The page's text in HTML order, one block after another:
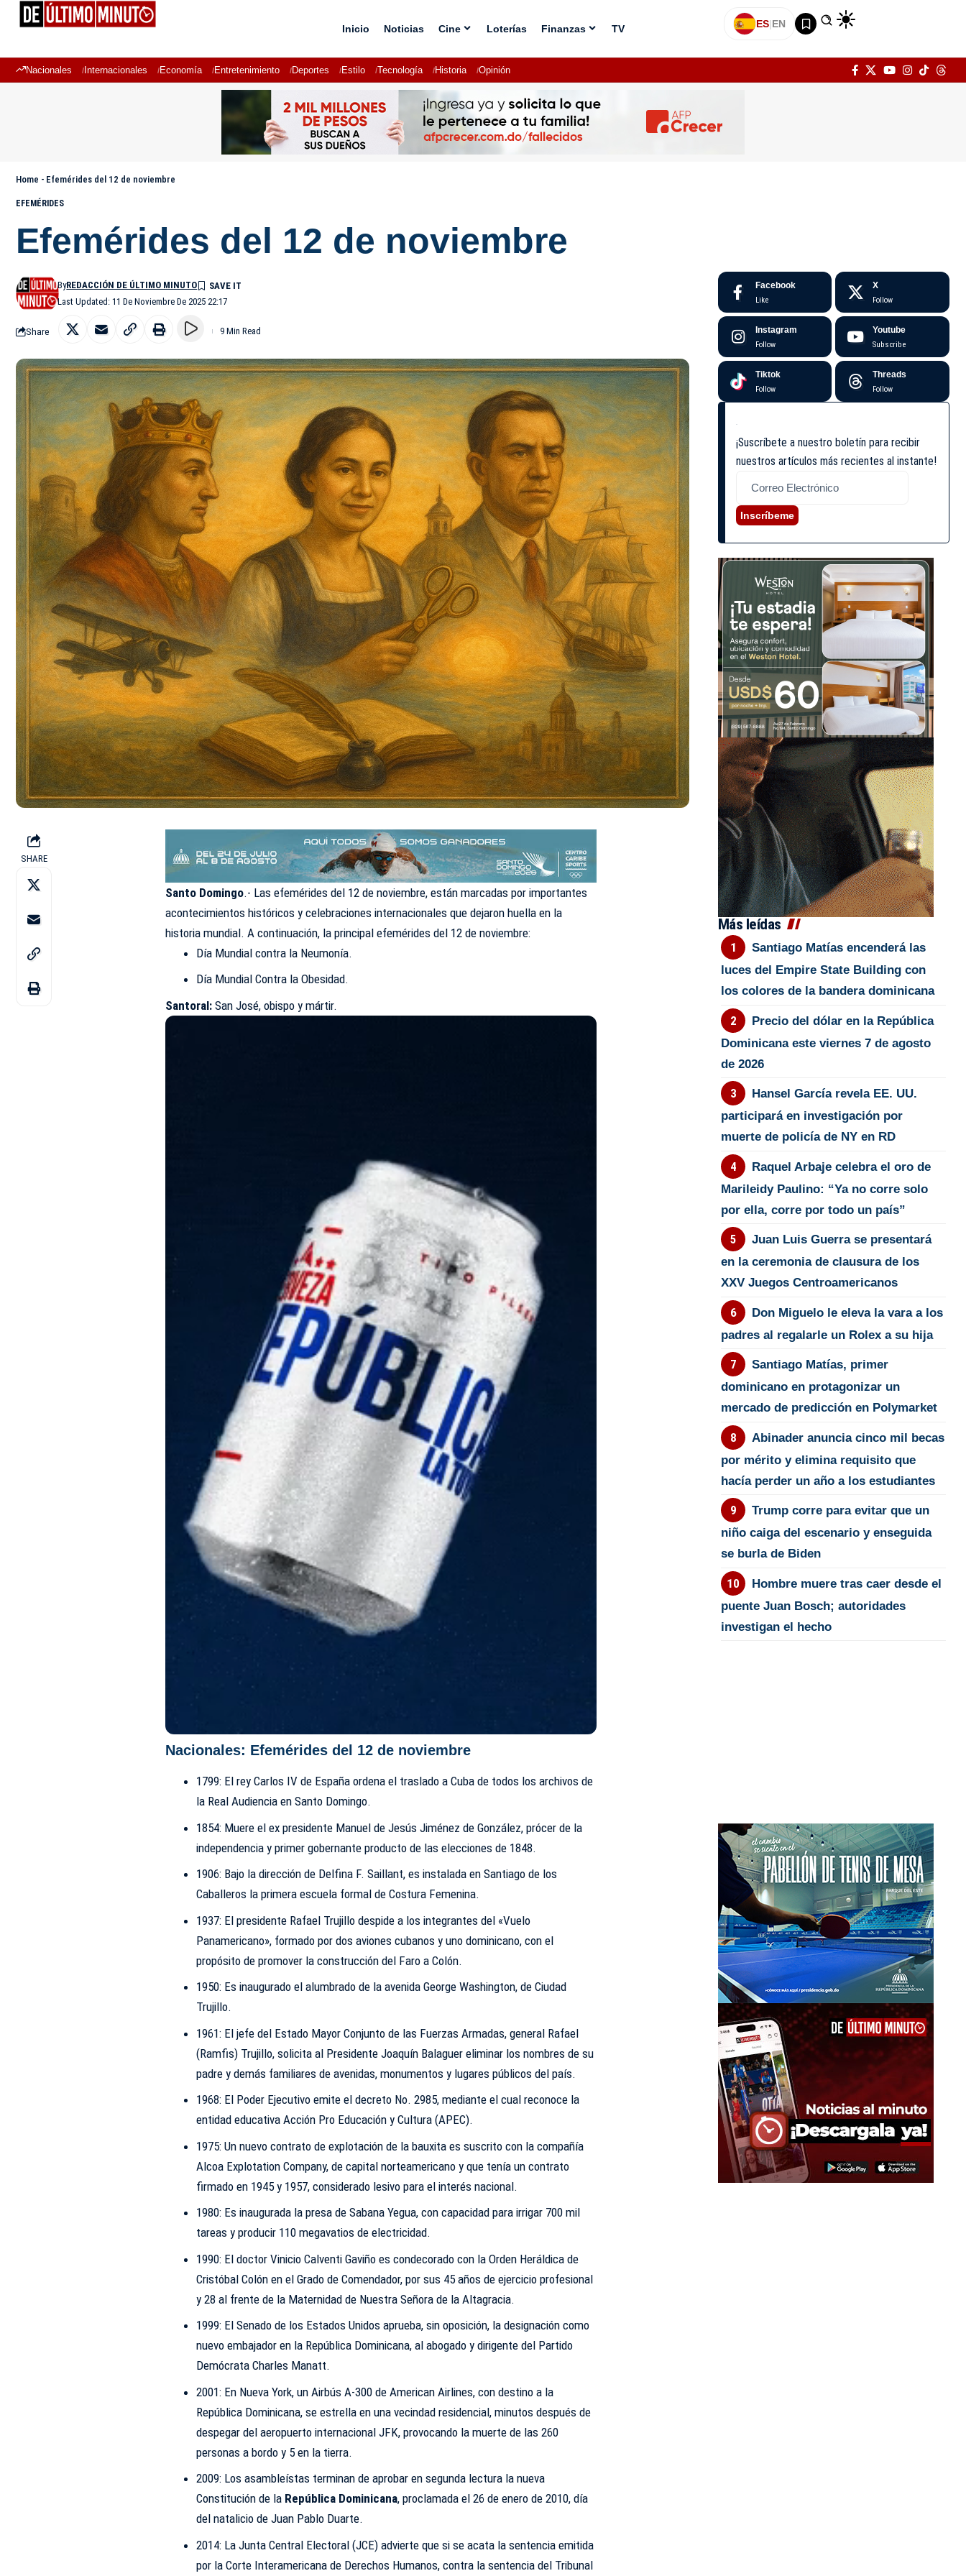
Inicio Noticias Cine Loterías Finanzas TV ES|EN
Nacionales Internacionales Economía Entretenimiento Deportes Estilo Tecnología Historia Opinión
Home - Efemérides del 12 de noviembre
EFEMÉRIDES
Efemérides del 12 de noviembre
Last Updated: 11 De Noviembre De 2025 22:17
ByREDACCIÓN DE ÚLTIMO MINUTO
Share 9 Min Read
SHARE
Santo Domingo.- Las efemérides del 12 de noviembre, están marcadas por importantes
acontecimientos históricos y celebraciones internacionales que dejaron huella en la
historia mundial. A continuación, la principal efemérides del 12 de noviembre:
Día Mundial contra la Neumonía.
Día Mundial Contra la Obesidad.
Santoral:San José, obispo y mártir.
Nacionales: Efemérides del 12 de noviembre
1799: El rey Carlos IV de España ordena el traslado a Cuba de todos los archivos de
la Real Audiencia en Santo Domingo.
1854: Muere el ex presidente Manuel de Jesús Jiménez de González, prócer de la
independencia y primer gobernante producto de las elecciones de 1848.
1906: Bajo la dirección de Delfina F. Saillant, es instalada en Santiago de los
Caballeros la primera escuela formal de Costura Femenina.
1937: El presidente Rafael Trujillo despide a los integrantes del «Vuelo
Panamericano», formado por dos aviones cubanos y uno dominicano, con el
propósito de promover la construcción del Faro a Colón.
1950: Es inaugurado el alumbrado de la avenida George Washington, de Ciudad
Trujillo.
1961: El jefe del Estado Mayor Conjunto de las Fuerzas Armadas, general Rafael
(Ramfis) Trujillo, solicita al Presidente Joaquín Balaguer eliminar los nombres de su
padre y demás familiares de avenidas, monumentos y lugares públicos del país.
1968: El Poder Ejecutivo emite el decreto No. 2985, mediante el cual reconoce la
entidad educativa Acción Pro Educación y Cultura (APEC).
1975: Un nuevo contrato de explotación de la bauxita es suscrito con la compañía
Alcoa Explotation Company, de capital norteamericano y que tenía un contrato
firmado en 1945 y 1957, considerado lesivo para el interés nacional.
1980: Es inaugurada la presa de Sabana Yegua, con capacidad para irrigar 700 mil
tareas y producir 110 megavatios de electricidad.
1990: El doctor Vinicio Calventi Gaviño es condecorado con la Orden Heráldica de
Cristóbal Colón en el Grado de Comendador, por sus 45 años de ejercicio profesional
y 28 al frente de la Maternidad de Nuestra Señora de la Altagracia.
1999: El Senado de los Estados Unidos aprueba, sin oposición, la designación como
nuevo embajador en la República Dominicana, al abogado y dirigente del Partido
Demócrata Charles Manatt.
2001: En Nueva York, un Airbús A-300 de American Airlines, con destino a la
República Dominicana, se estrella en una vecindad residencial, minutos después de
despegar del aeropuerto internacional JFK, provocando la muerte de las 260
personas a bordo y 5 en la tierra.
2009: Los asambleístas terminan de aprobar en segunda lectura la nueva
Constitución de la República Dominicana, proclamada el 26 de enero de 2010, día
del natalicio de Juan Pablo Duarte.
2014: La Junta Central Electoral (JCE) advierte que si se acata la sentencia emitida
por la Corte Interamericana de Derechos Humanos, contra la sentencia del Tribunal
Facebook
Like
X
Follow
Instagram
Follow
Youtube
Subscribe
Tiktok
Follow
Threads
Follow
¡Suscríbete a nuestro boletín para recibir
nuestros artículos más recientes al instante!
Inscríbeme
Más leídas
Santiago Matías encenderá las
luces del Empire State Building con
los colores de la bandera dominicana
Precio del dólar en la República
Dominicana este viernes 7 de agosto
de 2026
Hansel García revela EE. UU.
participará en investigación por
muerte de policía de NY en RD
Raquel Arbaje celebra el oro de
Marileidy Paulino: “Ya no corre solo
por ella, corre por todo un país”
Juan Luis Guerra se presentará
en la ceremonia de clausura de los
XXV Juegos Centroamericanos
Don Miguelo le eleva la vara a los
padres al regalarle un Rolex a su hija
Santiago Matías, primer
dominicano en protagonizar un
mercado de predicción en Polymarket
Abinader anuncia cinco mil becas
por mérito y elimina requisito que
hacía perder un año a los estudiantes
Trump corre para evitar que un
niño caiga del escenario y enseguida
se burla de Biden
Hombre muere tras caer desde el
puente Juan Bosch; autoridades
investigan el hecho